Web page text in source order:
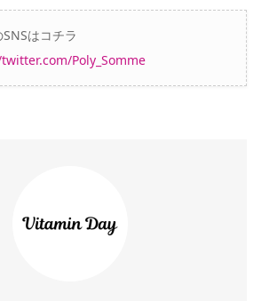
はコチラ
Poly_Somme